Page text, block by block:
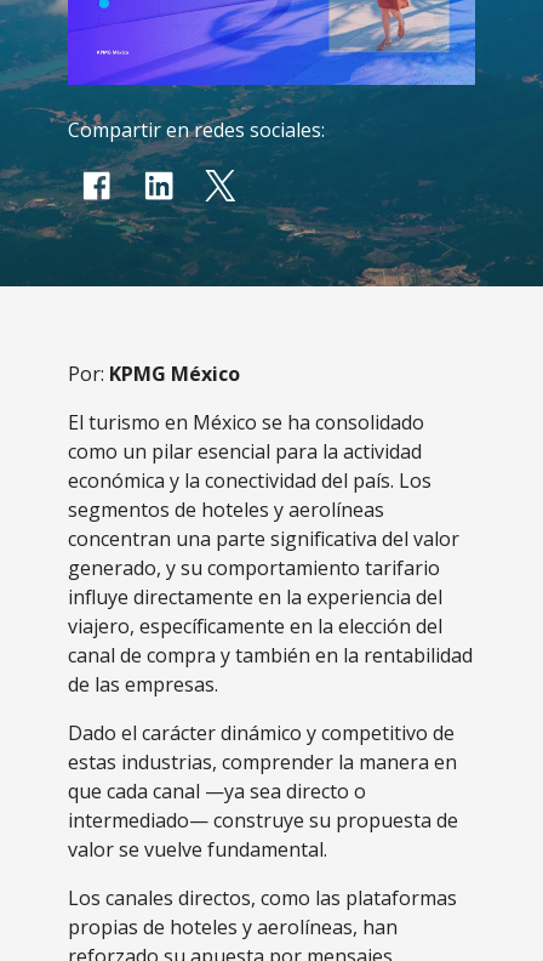
Compartir en redes sociales:
Por: KPMG México
El turismo en México se ha consolidado
como un pilar esencial para la actividad
económica y la conectividad del país. Los
segmentos de hoteles y aerolíneas
concentran una parte significativa del valor
generado, y su comportamiento tarifario
influye directamente en la experiencia del
viajero, específicamente en la elección del
canal de compra y también en la rentabilidad
de las empresas.
Dado el carácter dinámico y competitivo de
estas industrias, comprender la manera en
que cada canal —ya sea directo o
intermediado— construye su propuesta de
valor se vuelve fundamental.
Los canales directos, como las plataformas
propias de hoteles y aerolíneas, han